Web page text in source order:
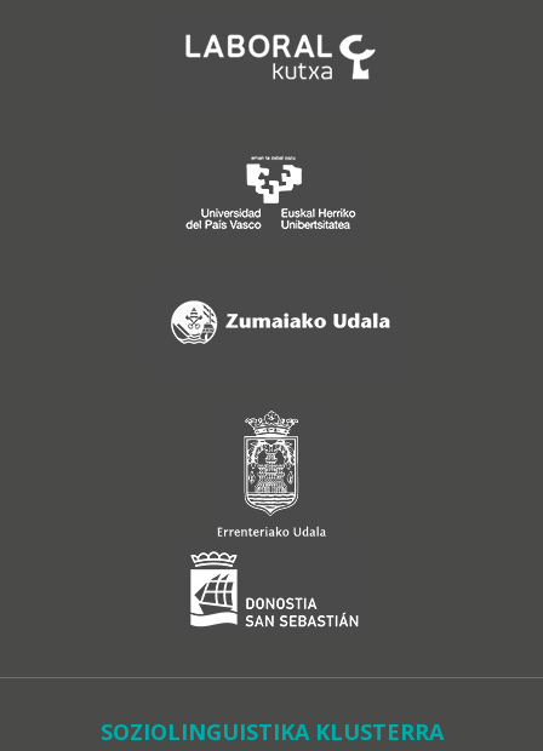
SOZIOLINGUISTIKA KLUSTERRA